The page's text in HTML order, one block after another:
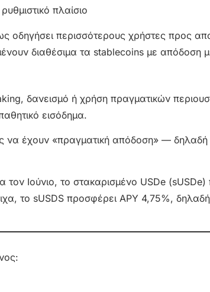
πλαίσιο
οδηγήσει περισσότερους χρήστες προς
διαθέσιμα τα stablecoins με απόδοση
δανεισμό ή χρήση πραγματικών
εισόδημα.
να έχουν «πραγματική απόδοση» —
Ιούνιο, το στακαρισμένο USDe
το sUSDS προσφέρει APY 4,75%,